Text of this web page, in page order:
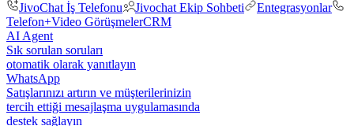
JivoChat İş Telefonu
Jivochat Ekip Sohbeti
Entegrasyonlar
Telefon+Video GörüşmelerCRM
AI Agent
Sık sorulan soruları
otomatik olarak yanıtlayın
WhatsApp
Satışlarınızı artırın ve müşterilerinizin
tercih ettiği mesajlaşma uygulamasında
destek sağlayın